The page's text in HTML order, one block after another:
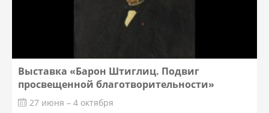
Выставка «Барон Штиглиц. Подвиг
просвещенной благотворительности»
27 июня – 4 октября